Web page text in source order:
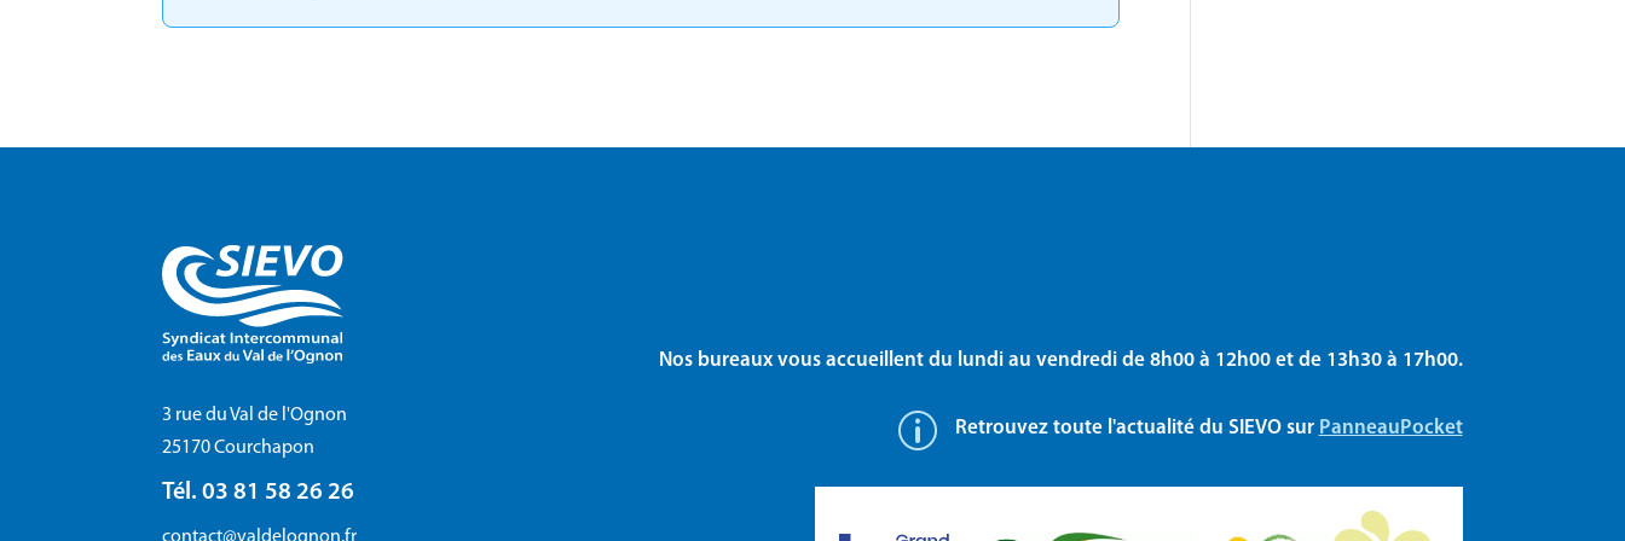
3 rue du Val de l'Ognon
25170 Courchapon
Tél. 03 81 58 26 26
Nos bureaux vous accueillent du lundi au vendredi de 8h00 à 12h00 et de 13h30 à 17h00.
p Retrouvez toute l'actualité du SIEVO sur PanneauPocket